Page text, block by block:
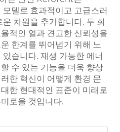
델로 효과적이고 고급스러
차원을 추가합니다. 두 회
적인 열과 견고한 신뢰성을
한계를 뛰어넘기 위해 노
습니다. 재생 가능한 에너
수 있는 기능을 더욱 향상
한 혁신이 어떻게 환경 문
한 현대적인 표준이 미래로
로울 것입니다.